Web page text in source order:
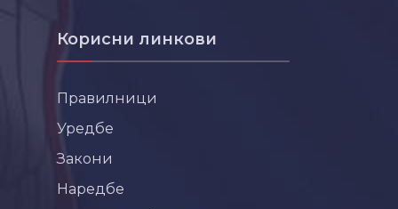
Корисни линкови
Правилници
Уредбе
Закони
Наредбе